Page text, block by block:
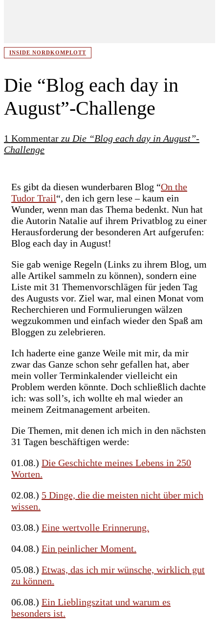
INSIDE NORDKOMPLOTT
Die “Blog each day in
August”-Challenge
1 Kommentar zu Die “Blog each day in August”-
Challenge
Es gibt da diesen wunderbaren Blog “On the
Tudor Trail“, den ich gern lese – kaum ein
Wunder, wenn man das Thema bedenkt. Nun hat
die Autorin Natalie auf ihrem Privatblog zu einer
Herausforderung der besonderen Art aufgerufen:
Blog each day in August!
Sie gab wenige Regeln (Links zu ihrem Blog, um
alle Artikel sammeln zu können), sondern eine
Liste mit 31 Themenvorschlägen für jeden Tag
des Augusts vor. Ziel war, mal einen Monat vom
Recherchieren und Formulierungen wälzen
wegzukommen und einfach wieder den Spaß am
Bloggen zu zelebrieren.
Ich haderte eine ganze Weile mit mir, da mir
zwar das Ganze schon sehr gefallen hat, aber
mein voller Terminkalender vielleicht ein
Problem werden könnte. Doch schließlich dachte
ich: was soll’s, ich wollte eh mal wieder an
meinem Zeitmanagement arbeiten.
Die Themen, mit denen ich mich in den nächsten
31 Tagen beschäftigen werde:
01.08.) Die Geschichte meines Lebens in 250
Worten.
02.08.) 5 Dinge, die die meisten nicht über mich
wissen.
03.08.) Eine wertvolle Erinnerung.
04.08.) Ein peinlicher Moment.
05.08.) Etwas, das ich mir wünsche, wirklich gut
zu können.
06.08.) Ein Lieblingszitat und warum es
besonders ist.